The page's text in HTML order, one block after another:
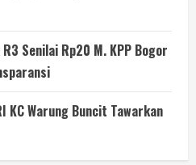
Senilai Rp20 M. KPP Bogor
KC Warung Buncit Tawarkan